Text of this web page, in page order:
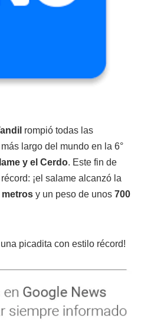
rompió todas las
largo del mundo en la 6°
y el Cerdo. Este fin de
¡el salame alcanzó la
metros y un peso de unos 700
picadita con estilo récord!